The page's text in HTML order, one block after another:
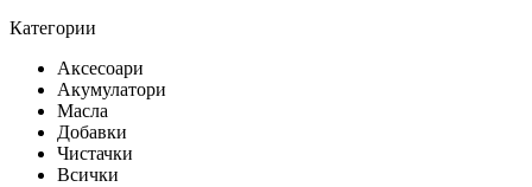
Категории
Аксесоари
Акумулатори
Масла
Добавки
Чистачки
Всички